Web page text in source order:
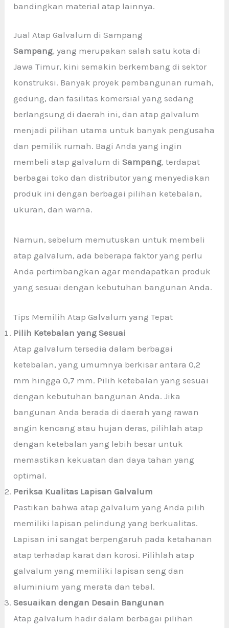
bandingkan material atap lainnya.
Jual Atap Galvalum di Sampang
Sampang, yang merupakan salah satu kota di
Jawa Timur, kini semakin berkembang di sektor
konstruksi. Banyak proyek pembangunan rumah,
gedung, dan fasilitas komersial yang sedang
berlangsung di daerah ini, dan atap galvalum
menjadi pilihan utama untuk banyak pengusaha
dan pemilik rumah. Bagi Anda yang ingin
membeli atap galvalum diSampang, terdapat
berbagai toko dan distributor yang menyediakan
produk ini dengan berbagai pilihan ketebalan,
ukuran, dan warna.
Namun, sebelum memutuskan untuk membeli
atap galvalum, ada beberapa faktor yang perlu
Anda pertimbangkan agar mendapatkan produk
yang sesuai dengan kebutuhan bangunan Anda.
Tips Memilih Atap Galvalum yang Tepat
Pilih Ketebalan yang Sesuai
Atap galvalum tersedia dalam berbagai
ketebalan, yang umumnya berkisar antara 0,2
mm hingga 0,7 mm. Pilih ketebalan yang sesuai
dengan kebutuhan bangunan Anda. Jika
bangunan Anda berada di daerah yang rawan
angin kencang atau hujan deras, pilihlah atap
dengan ketebalan yang lebih besar untuk
memastikan kekuatan dan daya tahan yang
optimal.
Periksa Kualitas Lapisan Galvalum
Pastikan bahwa atap galvalum yang Anda pilih
memiliki lapisan pelindung yang berkualitas.
Lapisan ini sangat berpengaruh pada ketahanan
atap terhadap karat dan korosi. Pilihlah atap
galvalum yang memiliki lapisan seng dan
aluminium yang merata dan tebal.
Sesuaikan dengan Desain Bangunan
Atap galvalum hadir dalam berbagai pilihan